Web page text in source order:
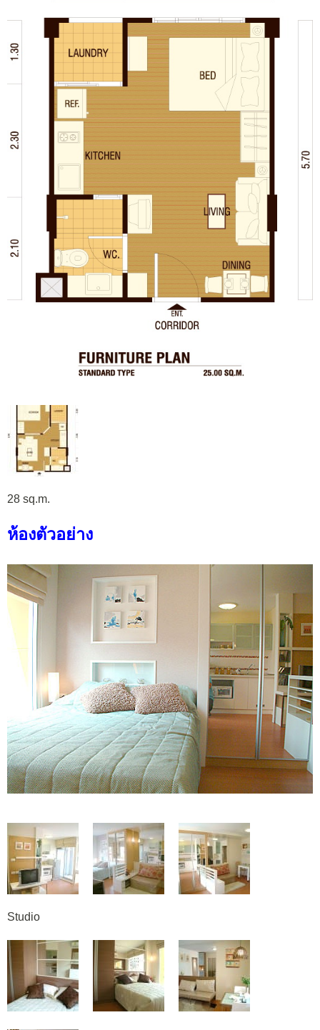
28 sq.m.
ห้องตัวอย่าง
Studio